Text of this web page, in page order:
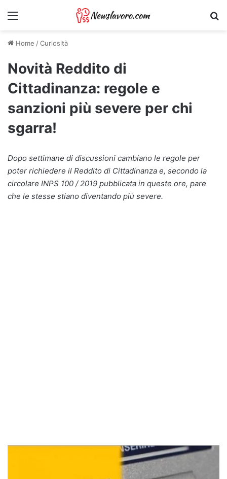
Menu
Home /Curiosità
Novità Reddito di
Cittadinanza: regole e
sanzioni più severe per chi
sgarra!
Dopo settimane di discussioni cambiano le regole per
poter richiedere il Reddito di Cittadinanza e, secondo la
circolare INPS 100 / 2019 pubblicata in queste ore, pare
che le stesse stiano diventando più severe.